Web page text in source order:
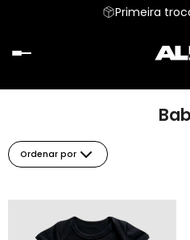
Primeira
Ordenar por